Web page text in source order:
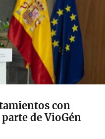
con
de VioGén